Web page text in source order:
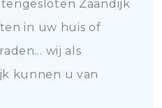
Zaandijk
in uw huis of
wij als
kunnen u van